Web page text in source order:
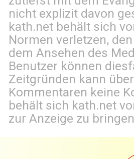
nicht explizit davon
kath.net behält sich
Normen verletzen,
dem Ansehen des
Benutzer können
Zeitgründen kann
Kommentaren keine
behält sich kath.net
zur Anzeige zu